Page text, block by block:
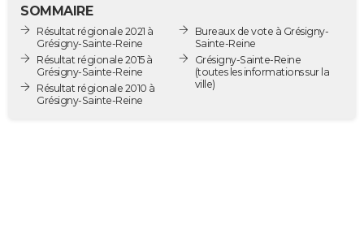
Destinations
City break
Voyage nature
Voyage de noces
Forum
Climat
GUIDES D'ACHAT
BONS PLANS
SOMMAIRE
Résultat régionale 2021 à
Grésigny-Sainte-Reine
Résultat régionale 2015 à
Grésigny-Sainte-Reine
Résultat régionale 2010 à
Grésigny-Sainte-Reine
Bureaux de vote à Grésigny-
Sainte-Reine
Grésigny-Sainte-Reine
(toutes les informations sur la
ville)